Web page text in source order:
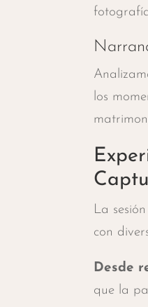
los
La
con
Desde
que la